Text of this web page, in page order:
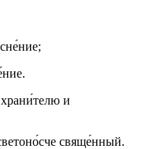
и
свяще́нный.